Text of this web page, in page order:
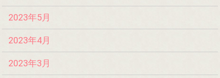
2023年5月
2023年4月
2023年3月